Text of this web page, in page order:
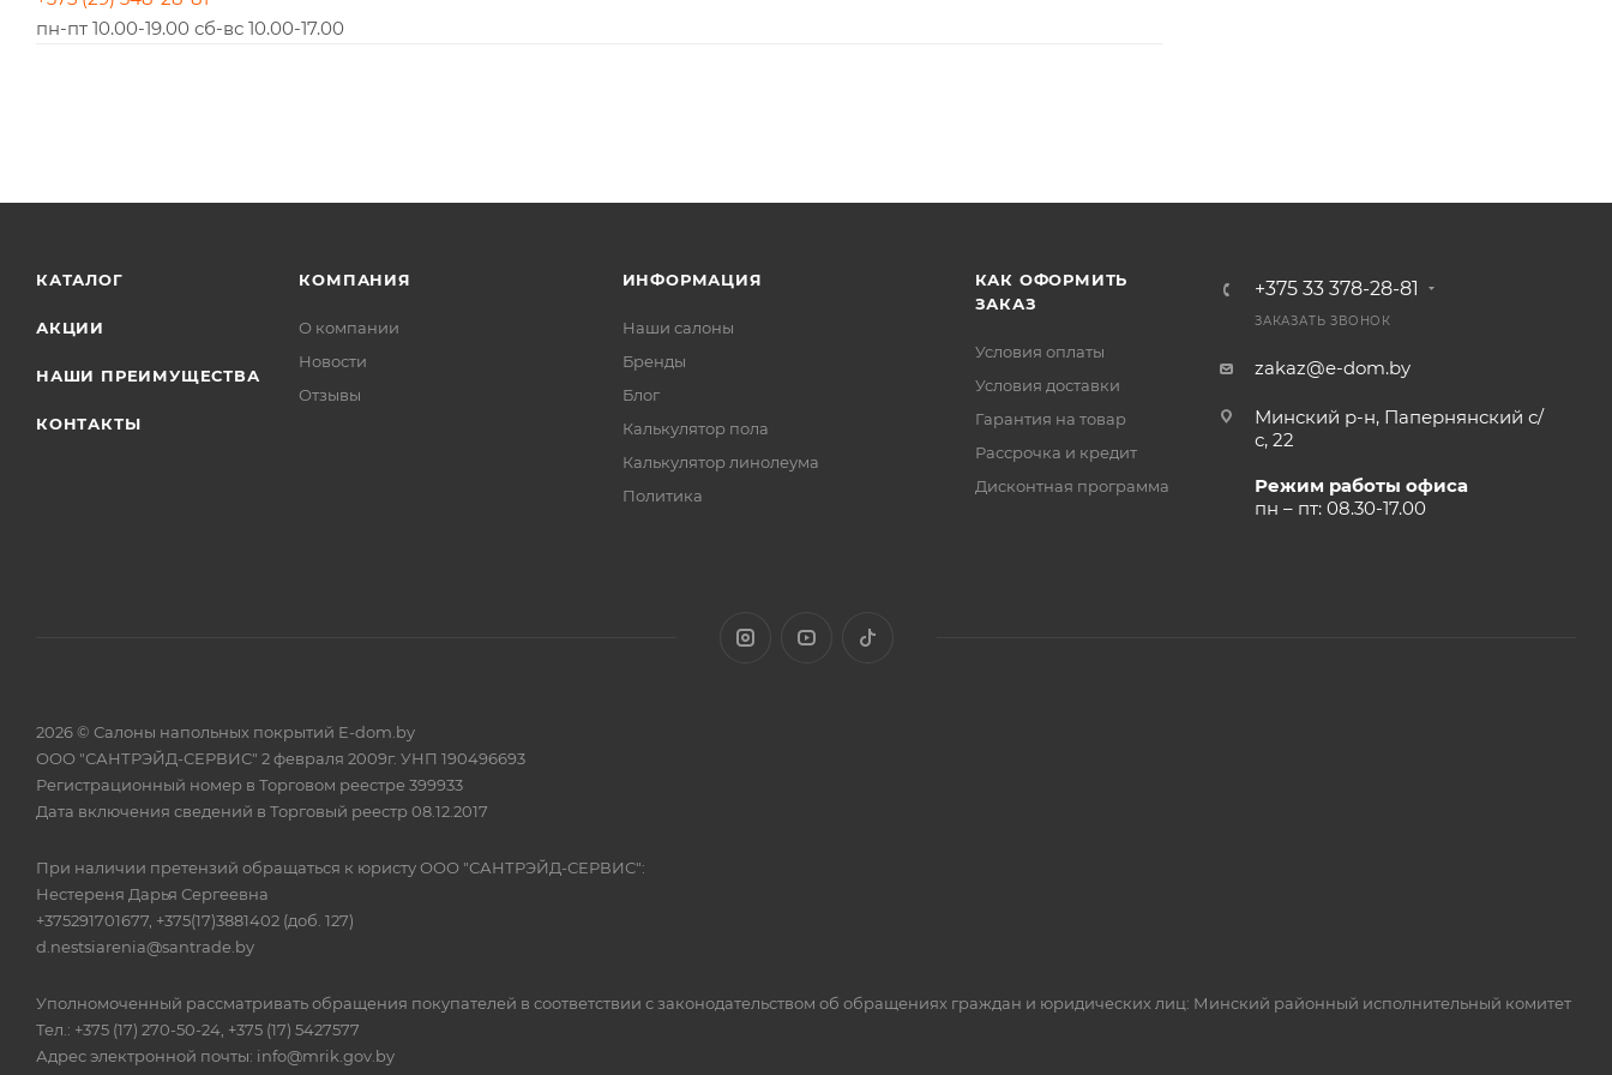
пн-пт 10.00-19.00 сб-вс 10.00-17.00
КАТАЛОГ
АКЦИИ
НАШИ ПРЕИМУЩЕСТВА
КОНТАКТЫ
КОМПАНИЯ
О компании
Новости
Отзывы
ИНФОРМАЦИЯ
Наши салоны
Бренды
Блог
Калькулятор пола
Калькулятор линолеума
Политика
КАК ОФОРМИТЬ
ЗАКАЗ
Условия оплаты
Условия доставки
Гарантия на товар
Рассрочка и кредит
Дисконтная программа
+375 33 378-28-81
ЗАКАЗАТЬ ЗВОНОК
zakaz@e-dom.by
Минский р-н, Папернянский с/
с, 22
Режим работы офиса
пн – пт: 08.30-17.00
2026 © Салоны напольных покрытий E-dom.by
ООО "САНТРЭЙД-СЕРВИС" 2 февраля 2009г. УНП 190496693
Регистрационный номер в Торговом реестре 399933
Дата включения сведений в Торговый реестр 08.12.2017
При наличии претензий обращаться к юристу ООО "САНТРЭЙД-СЕРВИС":
Нестереня Дарья Сергеевна
+375291701677, +375(17)3881402 (доб. 127)
d.nestsiarenia@santrade.by
Уполномоченный рассматривать обращения покупателей в соответствии с законодательством об обращениях граждан и юридических лиц: Минский районный исполнительный комитет
Тел.: +375 (17) 270-50-24, +375 (17) 5427577
Адрес электронной почты: info@mrik.gov.by